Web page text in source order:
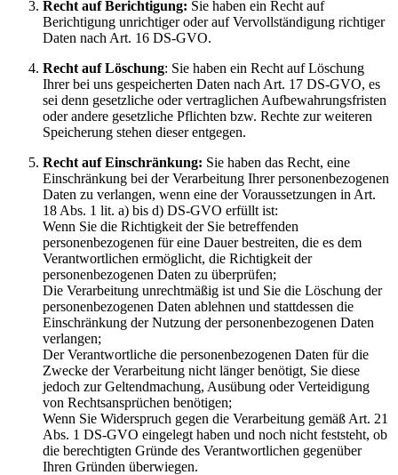
Recht auf Berichtigung: Sie haben ein Recht auf
Berichtigung unrichtiger oder auf Vervollständigung richtiger
Daten nach Art. 16 DS-GVO.
Recht auf Löschung: Sie haben ein Recht auf Löschung
Ihrer bei uns gespeicherten Daten nach Art. 17 DS-GVO, es
sei denn gesetzliche oder vertraglichen Aufbewahrungsfristen
oder andere gesetzliche Pflichten bzw. Rechte zur weiteren
Speicherung stehen dieser entgegen.
Recht auf Einschränkung: Sie haben das Recht, eine
Einschränkung bei der Verarbeitung Ihrer personenbezogenen
Daten zu verlangen, wenn eine der Voraussetzungen in Art.
18 Abs. 1 lit. a) bis d) DS-GVO erfüllt ist:
Wenn Sie die Richtigkeit der Sie betreffenden
personenbezogenen für eine Dauer bestreiten, die es dem
Verantwortlichen ermöglicht, die Richtigkeit der
personenbezogenen Daten zu überprüfen;
Die Verarbeitung unrechtmäßig ist und Sie die Löschung der
personenbezogenen Daten ablehnen und stattdessen die
Einschränkung der Nutzung der personenbezogenen Daten
verlangen;
Der Verantwortliche die personenbezogenen Daten für die
Zwecke der Verarbeitung nicht länger benötigt, Sie diese
jedoch zur Geltendmachung, Ausübung oder Verteidigung
von Rechtsansprüchen benötigen;
Wenn Sie Widerspruch gegen die Verarbeitung gemäß Art. 21
Abs. 1 DS-GVO eingelegt haben und noch nicht feststeht, ob
die berechtigten Gründe des Verantwortlichen gegenüber
Ihren Gründen überwiegen.